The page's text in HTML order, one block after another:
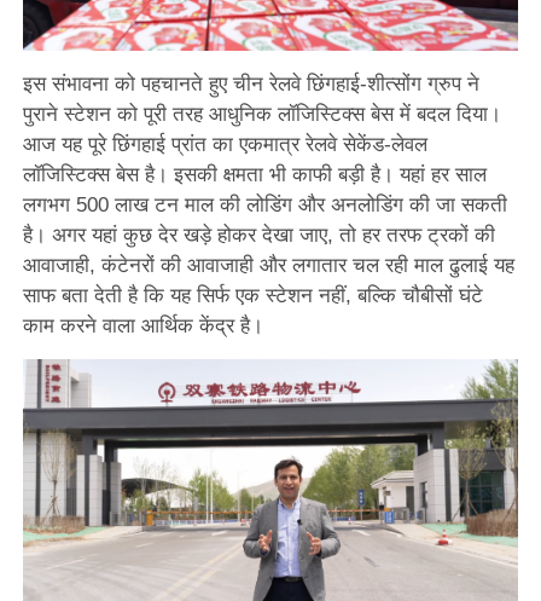
इस संभावना को पहचानते हुए चीन रेलवे छिंगहाई-शीत्सोंग ग्रुप ने
पुराने स्टेशन को पूरी तरह आधुनिक लॉजिस्टिक्स बेस में बदल दिया।
आज यह पूरे छिंगहाई प्रांत का एकमात्र रेलवे सेकेंड-लेवल
लॉजिस्टिक्स बेस है। इसकी क्षमता भी काफी बड़ी है। यहां हर साल
लगभग 500 लाख टन माल की लोडिंग और अनलोडिंग की जा सकती
है। अगर यहां कुछ देर खड़े होकर देखा जाए, तो हर तरफ ट्रकों की
आवाजाही, कंटेनरों की आवाजाही और लगातार चल रही माल ढुलाई यह
साफ बता देती है कि यह सिर्फ एक स्टेशन नहीं, बल्कि चौबीसों घंटे
काम करने वाला आर्थिक केंद्र है।